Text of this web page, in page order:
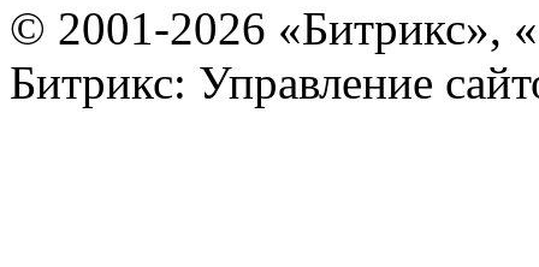
© 2001-2026 «Битрикс»,
Битрикс: Управление